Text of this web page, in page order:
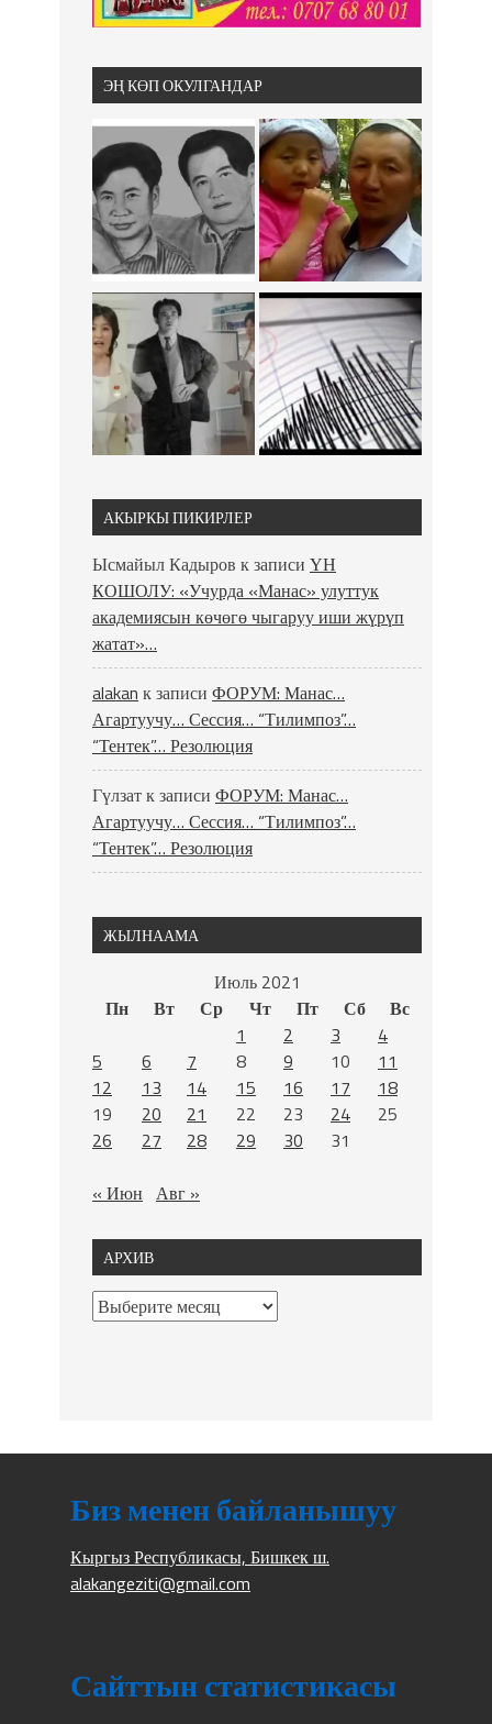
ЭҢ КӨП ОКУЛГАНДАР
АКЫРКЫ ПИКИРЛЕР
Ысмайыл Кадыров к записи ҮН
КОШОЛУ: «Учурда «Манас» улуттук
академиясын көчөгө чыгаруу иши жүрүп
жатат»…
alakan к записи ФОРУМ: Манас…
Агартуучу… Сессия… “Тилимпоз”…
“Тентек”… Резолюция
Гүлзатк записи ФОРУМ: Манас…
Агартуучу… Сессия… “Тилимпоз”…
“Тентек”… Резолюция
ЖЫЛНААМА
Июль 2021
Пн
Вт Ср Чт Пт Сб
Вс
1
2 3
4
5
6 7 8 9 10
11
12
13 14 15 16 17
18
19
20 21 22 23 24
25
26
27 28 29 30
31
« Июн Авг »
АРХИВ
Биз менен байланышуу
Кыргыз Республикасы, Бишкек ш.
alakangeziti@gmail.com
Сайттын статистикасы